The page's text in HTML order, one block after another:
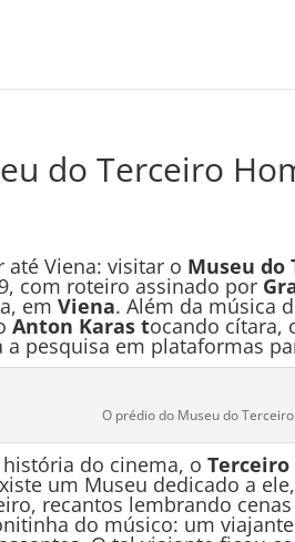
do Terceiro
Viena: visitar o Museu do
com roteiro assinado por
em Viena. Além da música
Anton Karas tocando cítara,
pesquisa em plataformas
O prédio do Museu do
história do cinema, o
um Museu dedicado a
recantos lembrando
do músico: um